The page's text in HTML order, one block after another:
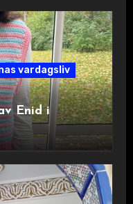
vardagsliv
Enid i